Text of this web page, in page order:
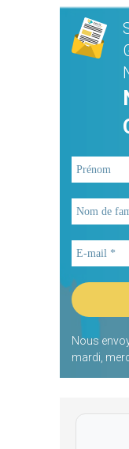
Nous
mardi,